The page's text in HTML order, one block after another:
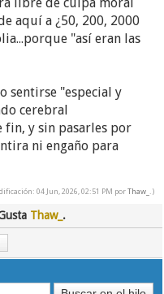
aquí a ¿50, 200, 2000
"así eran las
sentirse "especial y
cerebral
fin, y sin pasarles por
ni engaño para
04 Jun, 2026, 02:51 PM porThaw_ .)
Thaw_ .